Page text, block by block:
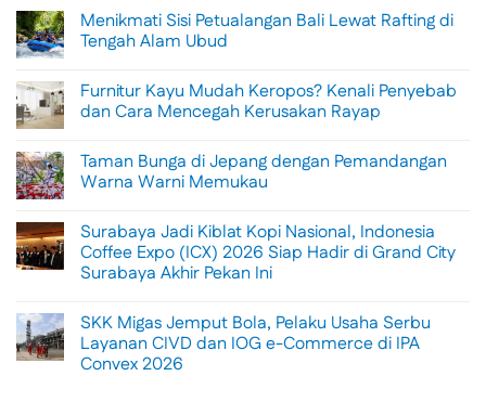
Menikmati Sisi Petualangan Bali Lewat Rafting di
Tengah Alam Ubud
on
Menikmati
Sisi
Lewat
Rafting
di
Ubud
Furnitur Kayu Mudah Keropos? Kenali Penyebab
dan Cara Mencegah Kerusakan Rayap
on
Furnitur
Kayu
Kenali
Penyebab
dan
Cara
Rayap
Taman Bunga di Jepang dengan Pemandangan
Warna Warni Memukau
on
Taman
Bunga
di
Pemandangan
Warna
Warni
Memukau
Surabaya Jadi Kiblat Kopi Nasional, Indonesia
Coffee Expo (ICX) 2026 Siap Hadir di Grand City
Surabaya Akhir Pekan Ini
on
Surabaya
Jadi
Kiblat
SKK Migas Jemput Bola, Pelaku Usaha Serbu
Layanan CIVD dan IOG e-Commerce di IPA
Convex 2026